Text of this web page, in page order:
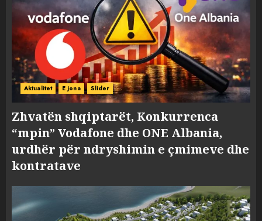
Aktualitet E jona Slider
Zhvatën shqiptarët, Konkurrenca
“mpin” Vodafone dhe ONE Albania,
urdhër për ndryshimin e çmimeve dhe
kontratave